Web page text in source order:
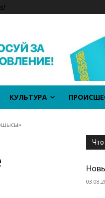
КУЛЬТУРА